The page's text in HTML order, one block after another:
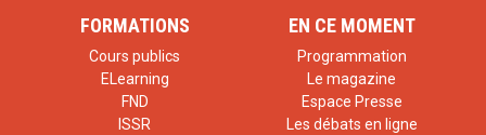
FORMATIONS
Cours publics
ELearning
FND
ISSR
EN CE MOMENT
Programmation
Le magazine
Espace Presse
Les débats en ligne